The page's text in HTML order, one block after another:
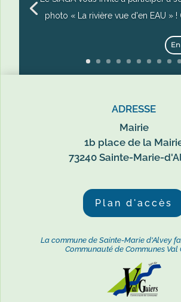
photo « La rivière vue d'en EAU » !
ADRESSE
Mairie
1b place de la
73240 Sainte-Marie-
Plan d'accès
La commune de Sainte-Marie d'Alvey
Communauté de Communes Val